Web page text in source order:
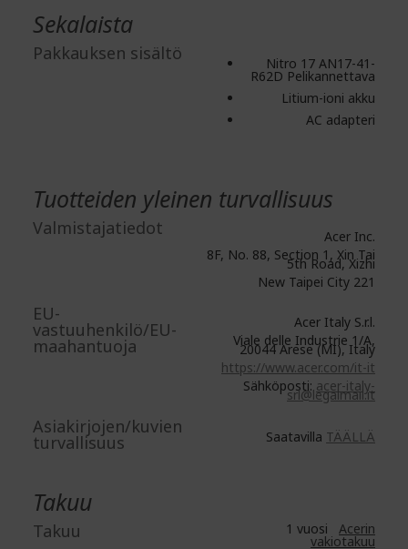
Sekalaista
Pakkauksen sisältö Nitro 17 AN17-41-
R62D Pelikannettava
Litium-ioni akku
AC adapteri
Tuotteiden yleinen turvallisuus
Valmistajatiedot
Acer Inc.
8F, No. 88, Section 1, Xin Tai
5th Road, Xizhi
New Taipei City 221
EU-
vastuuhenkilö/EU-
maahantuoja
Acer Italy S.r.l.
Viale delle Industrie 1/A,
20044 Arese (MI), Italy
https://www.acer.com/it-it
Sähköposti:acer-italy-
srl@legalmail.it
Asiakirjojen/kuvien
turvallisuus Saatavilla TÄÄLLÄ
Takuu
Takuu 1 vuosi Acerin
vakiotakuu